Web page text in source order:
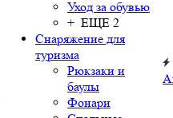
Уход за обувью
+ ЕЩЕ 2
Снаряжение для
туризма
Рюкзаки и
баулы
Фонари